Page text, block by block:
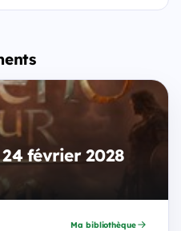
février 2028
Ma bibliothèque